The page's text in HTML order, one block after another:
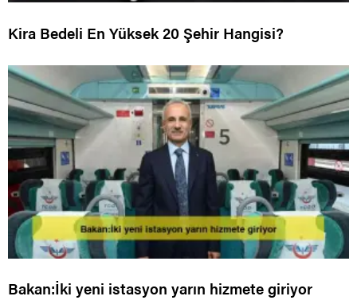
Kira Bedeli En Yüksek 20 Şehir Hangisi?
Bakan:İki yeni istasyon yarın hizmete giriyor